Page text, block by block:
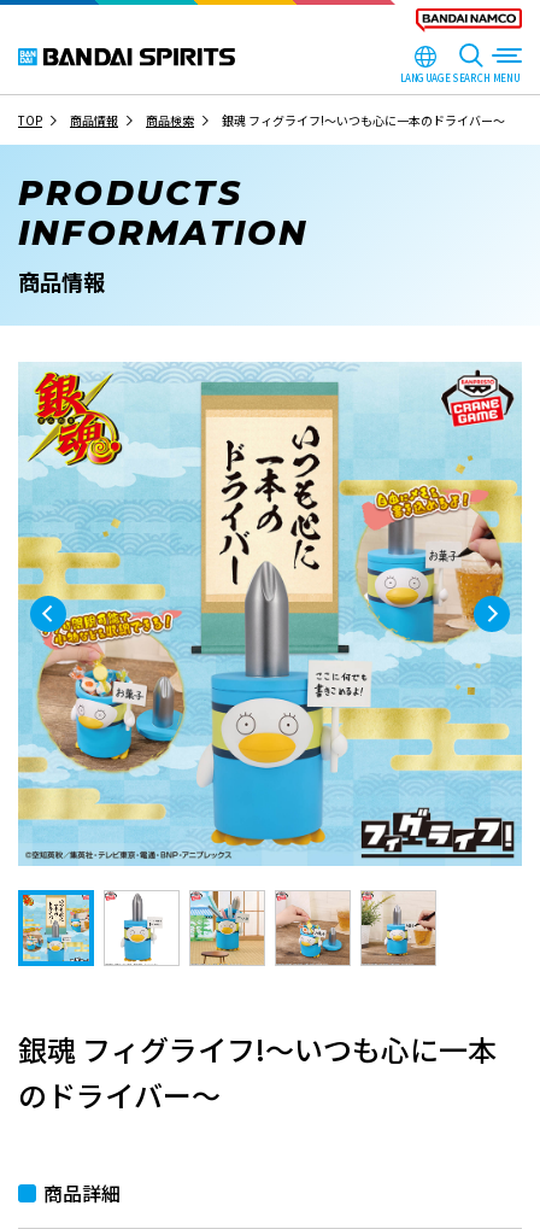
LANGUAGESEARCH
TOP 商品情報 商品検索 銀魂 フィグライフ!～いつも心に一本のドライバー～
PRODUCTS
INFORMATION
商品情報
銀魂 フィグライフ!～いつも心に一本
のドライバー～
商品詳細